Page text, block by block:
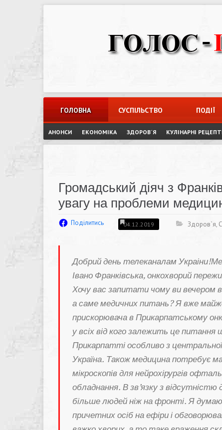
ГОЛОВНА СУСПІЛЬСТВО ПОДІЇ
АНОНСИ ЕКОНОМІКА ЗДОРОВ`Я КУЛІНАРНІ
Громадський діяч з
увагу на проблеми
Поділитись 04.12.2019 Здоров`я,
Добрий день телеканалам
Івано Франківська, онкохворий
Хочу вас запитати чому ви вечером
а саме медичних питань? Я вже
прискорювача в Прикарпатському
у всіх від кого залежить це
Прикарпатті особливо з
Україна. Також медицина потребує
мікроскопів для нейрохірургів
обладнання. В зв’язку з
більше людей ніж на фронті. Я
причетних осіб на ефіри і